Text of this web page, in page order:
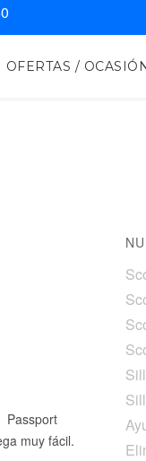
OFERTAS /
Passport
muy fácil.